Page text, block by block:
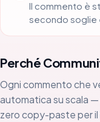
Il commento è
secondo soglie
Perché
Ogni commento che
automatica su scala —
zero copy-paste per il